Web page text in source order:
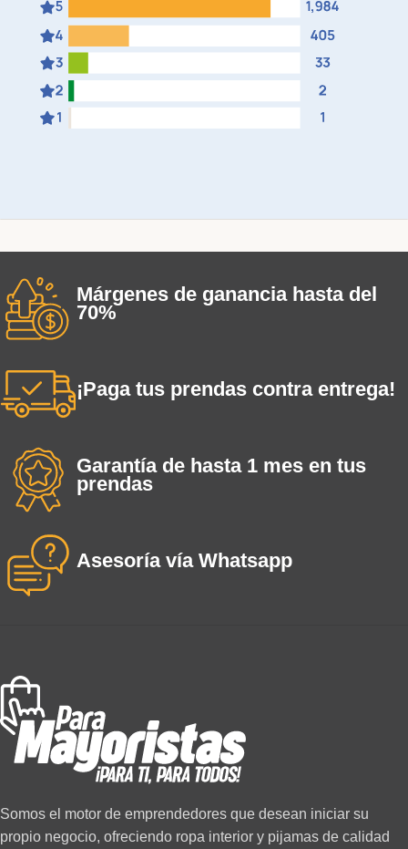
Márgenes de ganancia hasta del
70%
¡Paga tus prendas contra entrega!
Garantía de hasta 1 mes en tus
prendas
Asesoría vía Whatsapp
Somos el motor de emprendedores que desean iniciar su
propio negocio, ofreciendo ropa interior y pijamas de calidad